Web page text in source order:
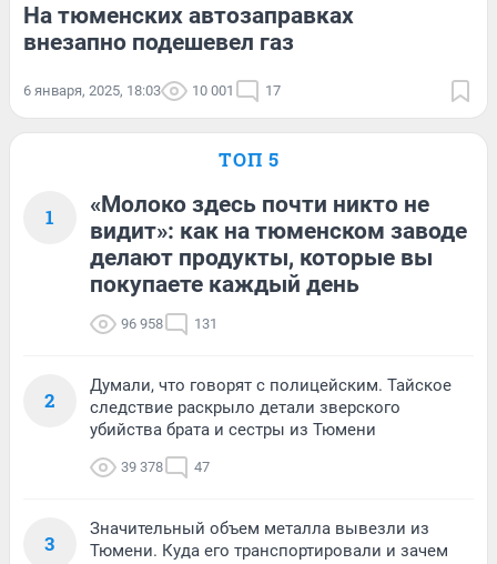
На тюменских автозаправках
внезапно подешевел газ
6 января, 2025, 18:03 10 001 17
ТОП 5
1
«Молоко здесь почти никто не
видит»: как на тюменском заводе
делают продукты, которые вы
покупаете каждый день
96 958 131
2
Думали, что говорят с полицейским. Тайское
следствие раскрыло детали зверского
убийства брата и сестры из Тюмени
39 378 47
3
Значительный объем металла вывезли из
Тюмени. Куда его транспортировали и зачем